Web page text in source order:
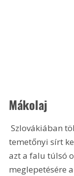
Mákolaj
Szlovákiában több évvel ezelőtt egy egész
temetőnyi sírt
azt a falu túlsó
meglepetésére